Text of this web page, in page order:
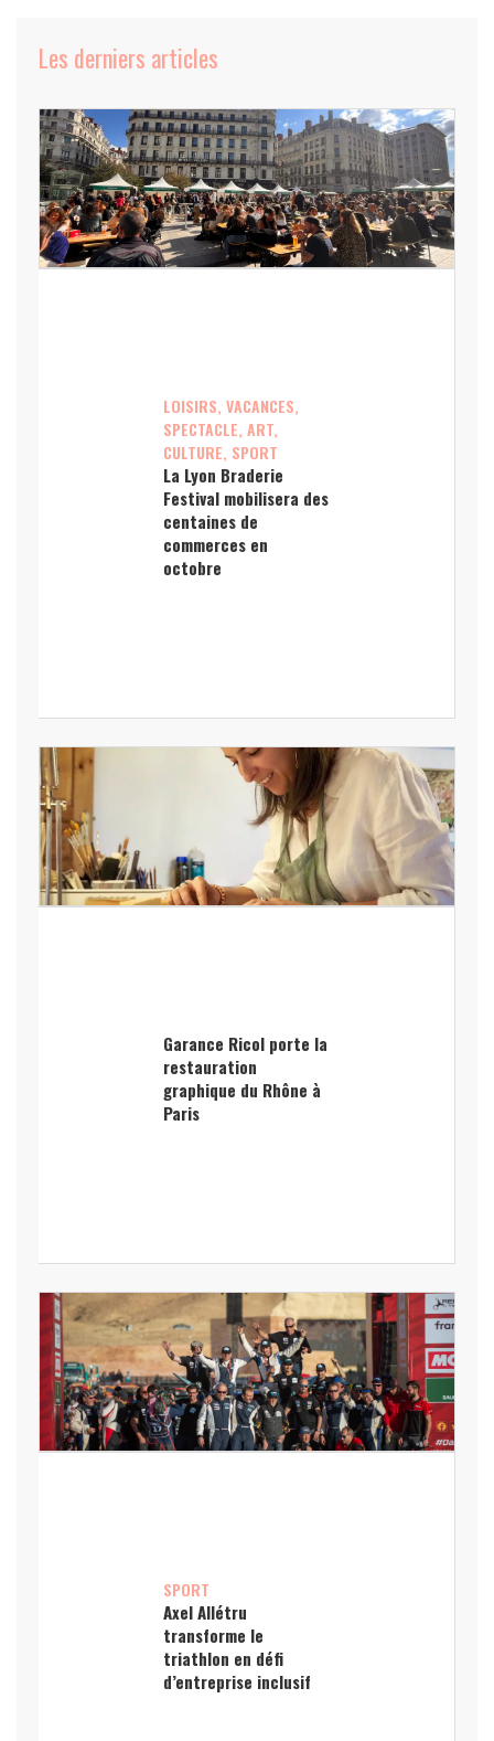
Les derniers articles
LOISIRS, VACANCES,
SPECTACLE, ART,
CULTURE, SPORT
La Lyon Braderie
Festival mobilisera des
centaines de
commerces en
octobre
Garance Ricol porte la
restauration
graphique du Rhône à
Paris
SPORT
Axel Allétru
transforme le
triathlon en défi
d’entreprise inclusif